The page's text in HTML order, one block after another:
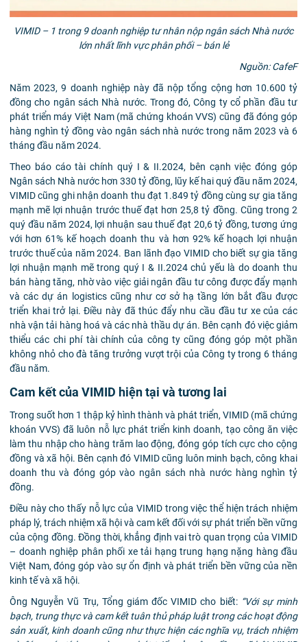
VIMID – 1 trong 9 doanh nghiệp tư nhân nộp ngân sách Nhà nước
lớn nhất lĩnh vực phân phối – bán lẻ
Nguồn: CafeF
Năm 2023, 9 doanh nghiệp này đã nộp tổng cộng hơn 10.600 tỷ
đồng cho ngân sách Nhà nước. Trong đó, Công ty cổ phần đầu tư
phát triển máy Việt Nam (mã chứng khoán VVS) cũng đã đóng góp
hàng nghìn tỷ đồng vào ngân sách nhà nước trong năm 2023 và 6
tháng đầu năm 2024.
Theo báo cáo tài chính quý I & II.2024, bên cạnh việc đóng góp
Ngân sách Nhà nước hơn 330 tỷ đồng, lũy kế hai quý đầu năm 2024,
VIMID cũng ghi nhận doanh thu đạt 1.849 tỷ đồng cùng sự gia tăng
mạnh mẽ lợi nhuận trước thuế đạt hơn 25,8 tỷ đồng. Cũng trong 2
quý đầu năm 2024, lợi nhuận sau thuế đạt 20,6 tỷ đồng, tương ứng
với hơn 61% kế hoạch doanh thu và hơn 92% kế hoạch lợi nhuận
trước thuế của năm 2024. Ban lãnh đạo VIMID cho biết sự gia tăng
lợi nhuận mạnh mẽ trong quý I & II.2024 chủ yếu là do doanh thu
bán hàng tăng, nhờ vào việc giải ngân đầu tư công được đẩy mạnh
và các dự án logistics cũng như cơ sở hạ tầng lớn bắt đầu được
triển khai trở lại. Điều này đã thúc đẩy nhu cầu đầu tư xe của các
nhà vận tải hàng hoá và các nhà thầu dự án. Bên cạnh đó việc giảm
thiểu các chi phí tài chính của công ty cũng đóng góp một phần
không nhỏ cho đà tăng trưởng vượt trội của Công ty trong 6 tháng
đầu năm.
Cam kết của VIMID hiện tại và tương lai
Trong suốt hơn 1 thập kỷ hình thành và phát triển, VIMID (mã chứng
khoán VVS) đã luôn nỗ lực phát triển kinh doanh, tạo công ăn việc
làm thu nhập cho hàng trăm lao động, đóng góp tích cực cho cộng
đồng và xã hội. Bên cạnh đó VIMID cũng luôn minh bạch, công khai
doanh thu và đóng góp vào ngân sách nhà nước hàng nghìn tỷ
đồng.
Điều này cho thấy nỗ lực của VIMID trong việc thể hiện trách nhiệm
pháp lý, trách nhiệm xã hội và cam kết đối với sự phát triển bền vững
của cộng đồng. Đồng thời, khẳng định vai trò quan trọng của VIMID
– doanh nghiệp phân phối xe tải hạng trung hạng nặng hàng đầu
Việt Nam, đóng góp vào sự ổn định và phát triển bền vững của nền
kinh tế và xã hội.
Ông Nguyễn Vũ Trụ, Tổng giám đốc VIMID cho biết: “Với sự minh
bạch, trung thực và cam kết tuân thủ pháp luật trong các hoạt động
sản xuất, kinh doanh cũng như thực hiện các nghĩa vụ, trách nhiệm